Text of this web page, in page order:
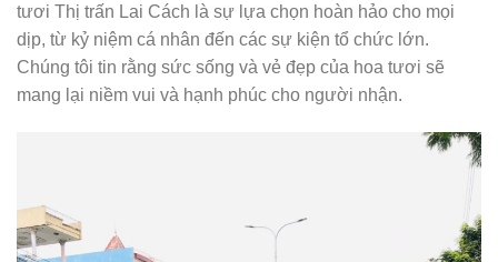
tươi Thị trấn Lai Cách là sự lựa chọn hoàn hảo cho mọi
dịp, từ kỷ niệm cá nhân đến các sự kiện tổ chức lớn.
Chúng tôi tin rằng sức sống và vẻ đẹp của hoa tươi sẽ
mang lại niềm vui và hạnh phúc cho người nhận.